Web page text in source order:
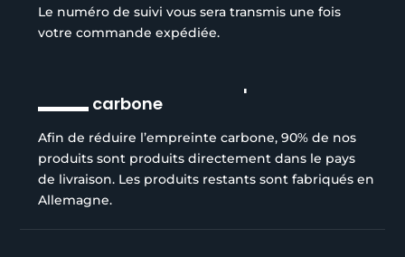
Le numéro de suivi vous sera transmis une fois
votre commande expédiée.
carbone
Afin de réduire l’empreinte carbone, 90% de nos
produits sont produits directement dans le pays
de livraison. Les produits restants sont fabriqués en
Allemagne.